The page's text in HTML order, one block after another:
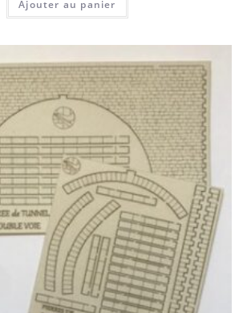
Ajouter au panier